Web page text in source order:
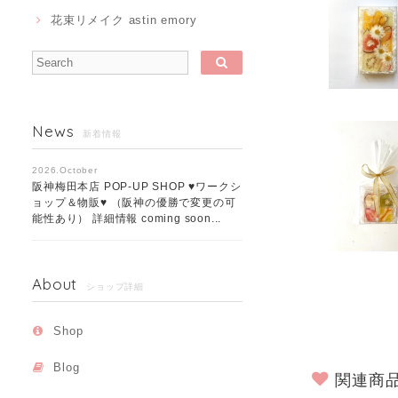
花束リメイク astin emory
News 新着情報
2026.October
阪神梅田本店 POP-UP SHOP ♥ワークシ
ョップ＆物販♥ （阪神の優勝で変更の可
能性あり） 詳細情報 coming soon...
About ショップ詳細
Shop
Blog
関連商